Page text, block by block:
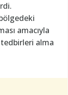
amacıyla
alma